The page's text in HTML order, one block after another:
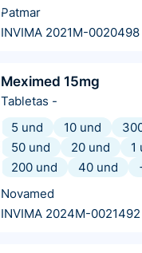
Patmar
INVIMA 2021M-0020498
Meximed 15mg
Tabletas -
5 und
10 und
50 und
20 und 1
200 und
40 und
Novamed
INVIMA 2024M-0021492